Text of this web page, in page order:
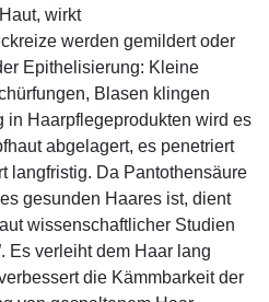
wirkt
werden gemildert oder
Epithelisierung: Kleine
Blasen klingen
in Haarpflegeprodukten wird es
abgelagert, es penetriert
langfristig. Da Pantothensäure
gesunden Haares ist, dient
wissenschaftlicher Studien
Es verleiht dem Haar lang
die Kämmbarkeit der